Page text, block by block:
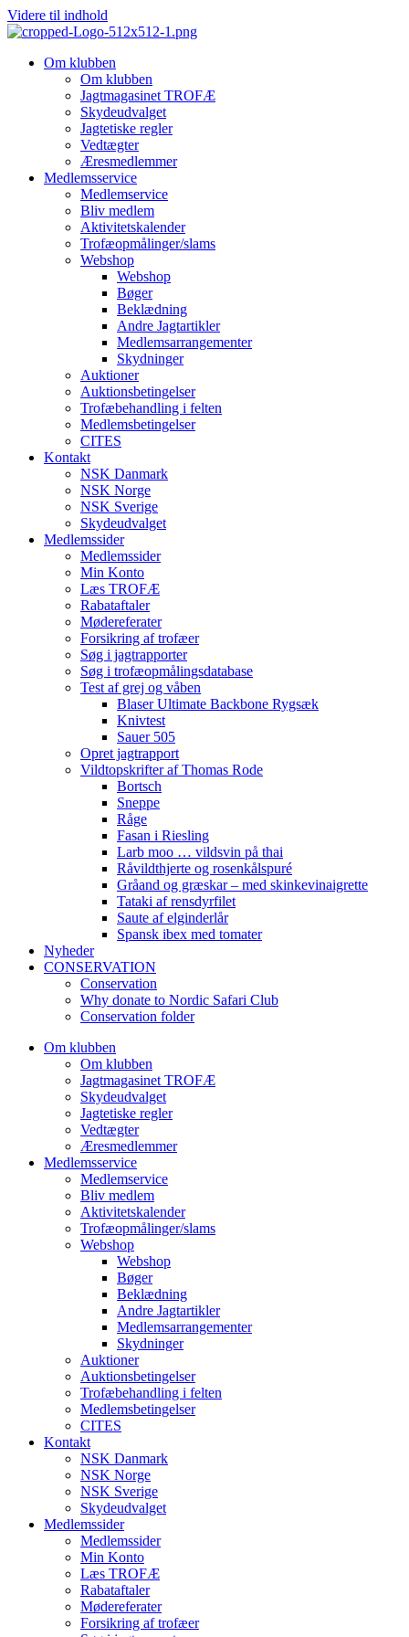
Videre til indhold
Om klubben
Om klubben
Jagtmagasinet TROFÆ
Skydeudvalget
Jagtetiske regler
Vedtægter
Æresmedlemmer
Medlemsservice
Medlemservice
Bliv medlem
Aktivitetskalender
Trofæopmålinger/slams
Webshop
Webshop
Bøger
Beklædning
Andre Jagtartikler
Medlemsarrangementer
Skydninger
Auktioner
Auktionsbetingelser
Trofæbehandling i felten
Medlemsbetingelser
CITES
Kontakt
NSK Danmark
NSK Norge
NSK Sverige
Skydeudvalget
Medlemssider
Medlemssider
Min Konto
Læs TROFÆ
Rabataftaler
Mødereferater
Forsikring af trofæer
Søg i jagtrapporter
Søg i trofæopmålingsdatabase
Test af grej og våben
Blaser Ultimate Backbone Rygsæk
Knivtest
Sauer 505
Opret jagtrapport
Vildtopskrifter af Thomas Rode
Bortsch
Sneppe
Råge
Fasan i Riesling
Larb moo … vildsvin på thai
Råvildthjerte og rosenkålspuré
Gråand og græskar – med skinkevinaigrette
Tataki af rensdyrfilet
Saute af elginderlår
Spansk ibex med tomater
Nyheder
CONSERVATION
Conservation
Why donate to Nordic Safari Club
Conservation folder
Om klubben
Om klubben
Jagtmagasinet TROFÆ
Skydeudvalget
Jagtetiske regler
Vedtægter
Æresmedlemmer
Medlemsservice
Medlemservice
Bliv medlem
Aktivitetskalender
Trofæopmålinger/slams
Webshop
Webshop
Bøger
Beklædning
Andre Jagtartikler
Medlemsarrangementer
Skydninger
Auktioner
Auktionsbetingelser
Trofæbehandling i felten
Medlemsbetingelser
CITES
Kontakt
NSK Danmark
NSK Norge
NSK Sverige
Skydeudvalget
Medlemssider
Medlemssider
Min Konto
Læs TROFÆ
Rabataftaler
Mødereferater
Forsikring af trofæer